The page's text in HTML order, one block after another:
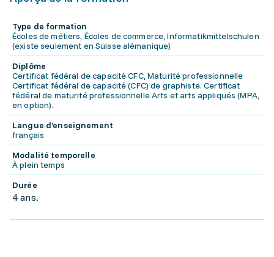
Type de formation
Écoles de métiers, Écoles de commerce, Informatikmittelschulen
(existe seulement en Suisse alémanique)
Diplôme
Certificat fédéral de capacité CFC, Maturité professionnelle
Certificat fédéral de capacité (CFC) de graphiste. Certificat
fédéral de maturité professionnelle Arts et arts appliqués (MPA,
en option).
Langue d'enseignement
français
Modalité temporelle
À plein temps
Durée
4 ans.